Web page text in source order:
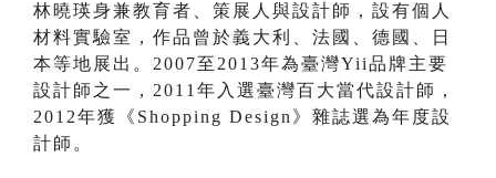
林曉瑛身兼教育者、策展人與設計師，設有個人
材料實驗室，作品曾於義大利、法國、德國、日
本等地展出。2007至2013年為臺灣Yii品牌主要
設計師之一，2011年入選臺灣百大當代設計師，
2012年獲《Shopping Design》雜誌選為年度設
計師。